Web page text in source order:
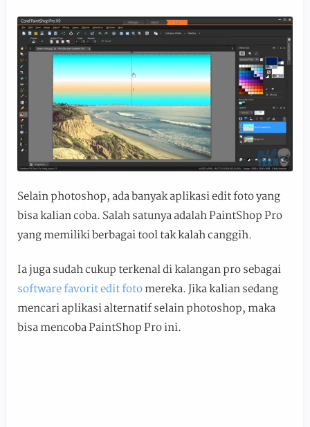
Selain photoshop, ada banyak aplikasi edit foto yang
bisa kalian coba. Salah satunya adalah PaintShop Pro
yang memiliki berbagai tool tak kalah canggih.
Ia juga sudah cukup terkenal di kalangan pro sebagai
software favorit edit fotomereka. Jika kalian sedang
mencari aplikasi alternatif selain photoshop, maka
bisa mencoba PaintShop Pro ini.